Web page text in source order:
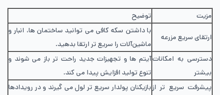
مزیت توضیح
ارتقای سریع مزرعه
با داشتن سکه کافی می توانید ساختمان ها، انبار و
ماشین‌آلات را سریع تر ارتقا بدهید.
دسترسی به امکانات
بیشتر
آیتم ها و تجهیزات جدید راحت تر باز می شوند و
تنوع تولید افزایش پیدا می کند.
پیشرفت سریع تر از بازیکنان پولدار سریع تر لول می گیرند و در رویدادها